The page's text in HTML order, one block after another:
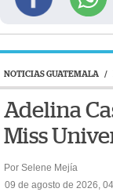
NOTICIAS GUATEMALA /
Adelina
Miss
Por Selene Mejía
09 de agosto de 2026,